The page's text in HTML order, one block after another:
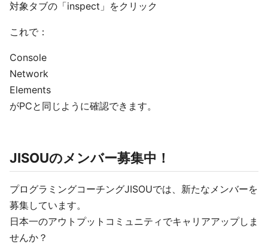
対象タブの「inspect」をクリック
これで：
Console
Network
Elements
がPCと同じように確認できます。
JISOUのメンバー募集中！
プログラミングコーチングJISOUでは、新たなメンバーを
募集しています。
日本一のアウトプットコミュニティでキャリアアップしま
せんか？